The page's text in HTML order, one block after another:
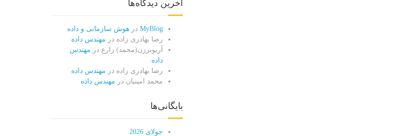
آخرین دیدگاه‌ها
MyBlog درهوش سازمانی و داده
رضا بهادری زاده در مهندس داده
آریوبرزن(محمد) زارع در مهندس
داده
رضا بهادری زاده در مهندس داده
محمد امینیان در مهندس داده
بایگانی‌ها
جولای 2026